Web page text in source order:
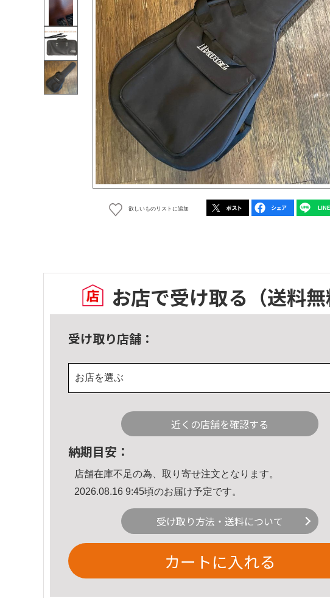
欲しいものリストに追加
お店で受け取る （送料無
受け取り店舗：
お店を選ぶ
近くの店舗を確認する
納期目安：
店舗在庫不足の為、取り寄せ注文となります。
2026.08.16 9:45頃のお届け予定です。
受け取り方法・送料について
カートに入れる